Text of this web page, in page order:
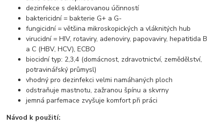
dezinfekce s deklarovanou účinností
baktericidní = bakterie G+ a G-
fungicidní = většina mikroskopických a vláknitých hub
virucidní = HIV, rotaviry, adenoviry, papovaviry, hepatitida B
a C (HBV, HCV), ECBO
biocidní typ: 2,3,4 (domácnost, zdravotnictví, zemědělství,
potravinářský průmysl)
vhodný pro dezinfekci velmi namáhaných ploch
odstraňuje mastnotu, zažranou špínu a skvrny
jemná parfemace zvyšuje komfort při práci
Návod k použití: